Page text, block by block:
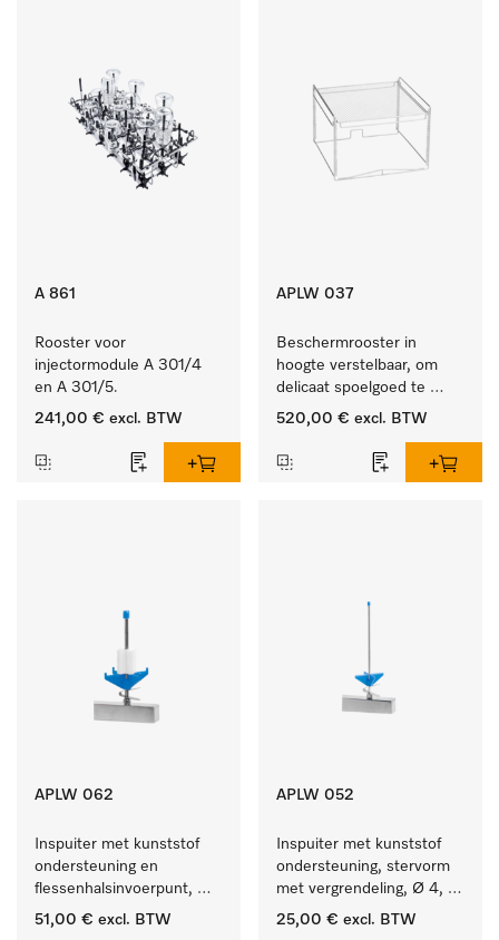
A 861
Rooster voor
injectormodule A 301/4
en A 301/5.
241,00 € excl. BTW
APLW 037
Beschermrooster in
hoogte verstelbaar, om
delicaat spoelgoed te
fixeren
520,00 € excl. BTW
APLW 062
Inspuiter met kunststof
ondersteuning en
flessenhalsinvoerpunt,
ster, Ø 6, lengte 135 mm.
51,00 € excl. BTW
APLW 052
Inspuiter met kunststof
ondersteuning, stervorm
met vergrendeling, Ø 4,
lengte 175 mm.
25,00 € excl. BTW